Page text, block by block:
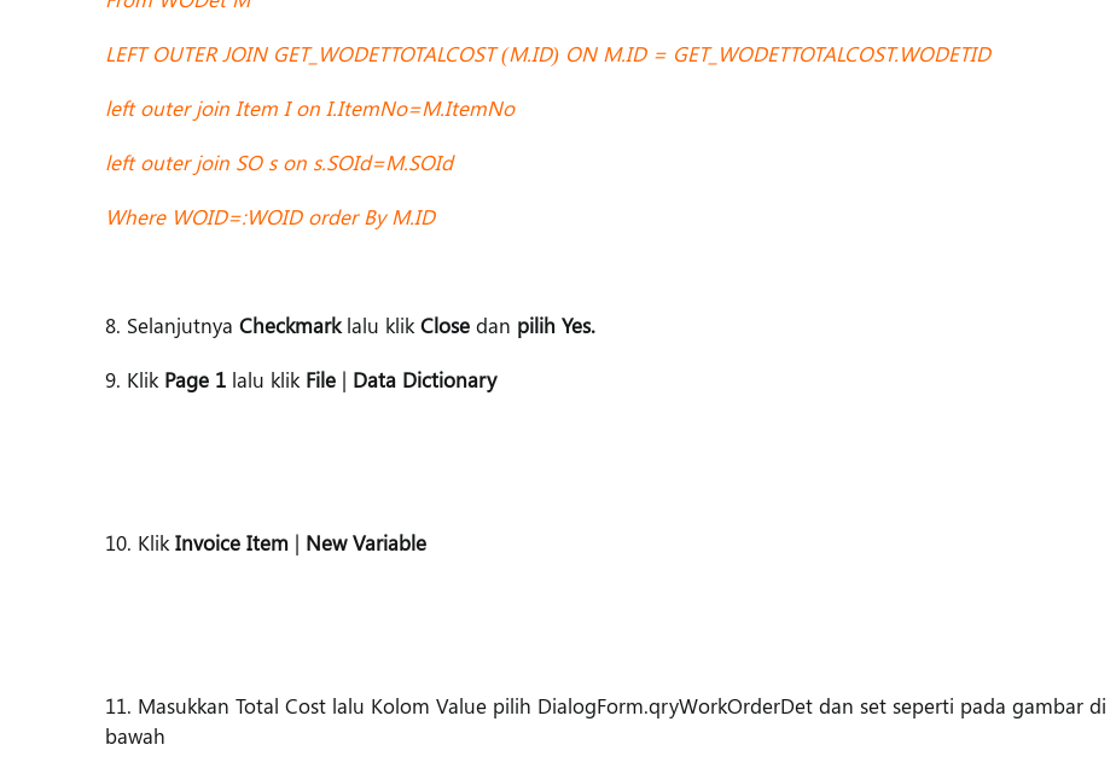
LEFT OUTER JOIN GET_WODETTOTALCOST (M.ID) ON M.ID = GET_WODETTOTALCOST.WODETID
left outer join Item I on I.ItemNo=M.ItemNo
left outer join SO s on s.SOId=M.SOId
Where WOID=:WOID order By M.ID
8. Selanjutnya Checkmarklalu klik Close dan pilih Yes.
9. Klik Page 1 lalu klik File | Data Dictionary
10. Klik Invoice Item | New Variable
11. Masukkan Total Cost lalu Kolom Value pilih DialogForm.qryWorkOrderDet dan set seperti pada gambar di
bawah